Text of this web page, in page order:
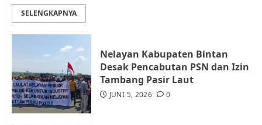
Warga Rempang Ajukan
Audiensi dengan Wali Kota
SELENGKAPNYA
Nelayan Kabupaten Bintan
Desak Pencabutan PSN dan Izin
Tambang Pasir Laut
JUNI 5, 2026 0